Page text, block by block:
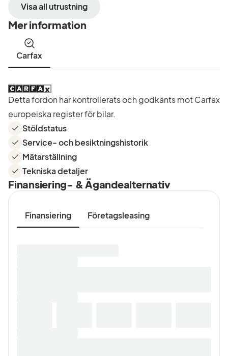
Visa all utrustning
Mer information
Carfax
Detta fordon har kontrollerats och godkänts mot Carfax
europeiska register för bilar.
Stöldstatus
Service- och besiktningshistorik
Mätarställning
Tekniska detaljer
Finansiering- & Ägandealternativ
Finansiering Företagsleasing